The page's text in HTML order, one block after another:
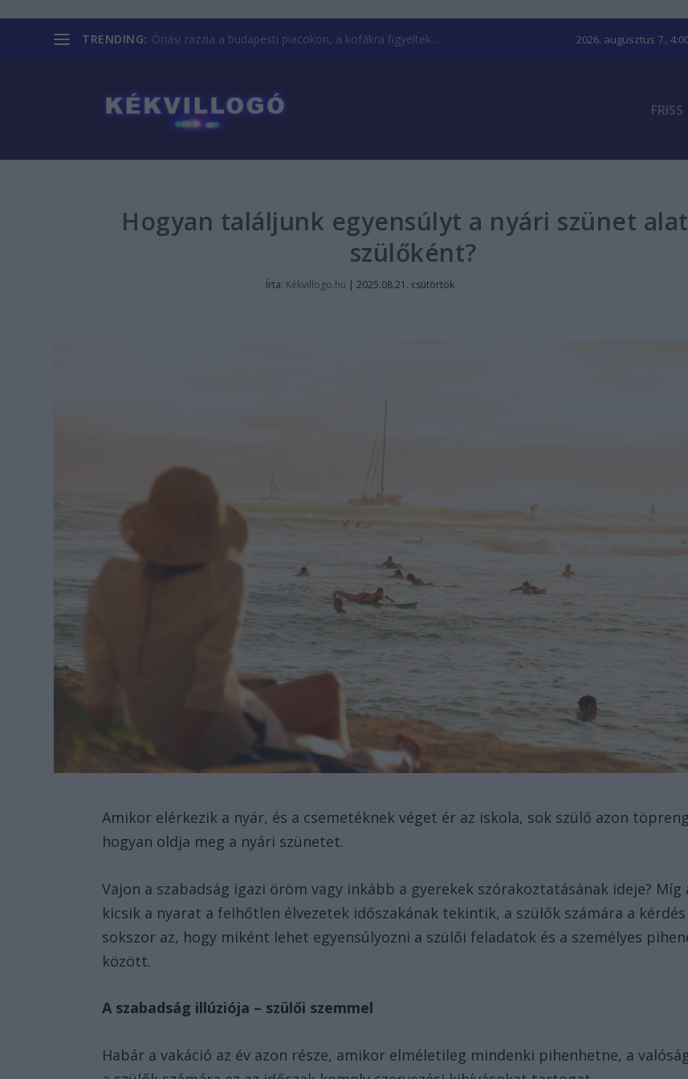
TRENDING: Óriási razzia a budapesti piacokon, a kofákra figyeltek... 2026. augusztus 7.,
FRISS
Hogyan találjunk egyensúlyt a nyári szünet
szülőként?
Írta: Kékvillogo.hu | 2025.08.21. csütörtök
Amikor elérkezik a nyár, és a csemetéknek véget ér az iskola, sok szülő azon
hogyan oldja meg a nyári szünetet.
Vajon a szabadság igazi öröm vagy inkább a gyerekek szórakoztatásának ideje? Míg
kicsik a nyarat a felhőtlen élvezetek időszakának tekintik, a szülők számára a kérdés
sokszor az, hogy miként lehet egyensúlyozni a szülői feladatok és a személyes
között.
A szabadság illúziója – szülői szemmel
Habár a vakáció az év azon része, amikor elméletileg mindenki pihenhetne, a